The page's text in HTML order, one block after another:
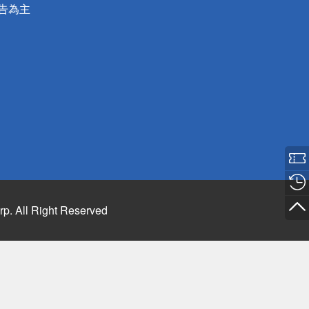
為主
All Right Reserved